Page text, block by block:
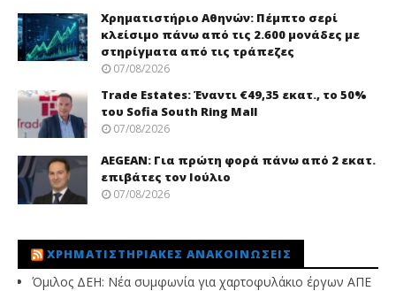
Χρηματιστήριο Αθηνών: Πέμπτο σερί
κλείσιμο πάνω από τις 2.600 μονάδες με
στηρίγματα από τις τράπεζες
07/08/2026
Trade Εstates: Έναντι €49,35 εκατ., το 50%
του Sofia South Ring Mall
07/08/2026
AEGEAN: Για πρώτη φορά πάνω από 2 εκατ.
επιβάτες τον Ιούλιο
07/08/2026
ΧΡΗΜΑΤΙΣΤΗΡΙΑΚΈΣ ΑΝΑΚΟΙΝΏΣΕΙΣ
Όμιλος ΔΕΗ: Νέα συμφωνία για χαρτοφυλάκιο έργων ΑΠΕ